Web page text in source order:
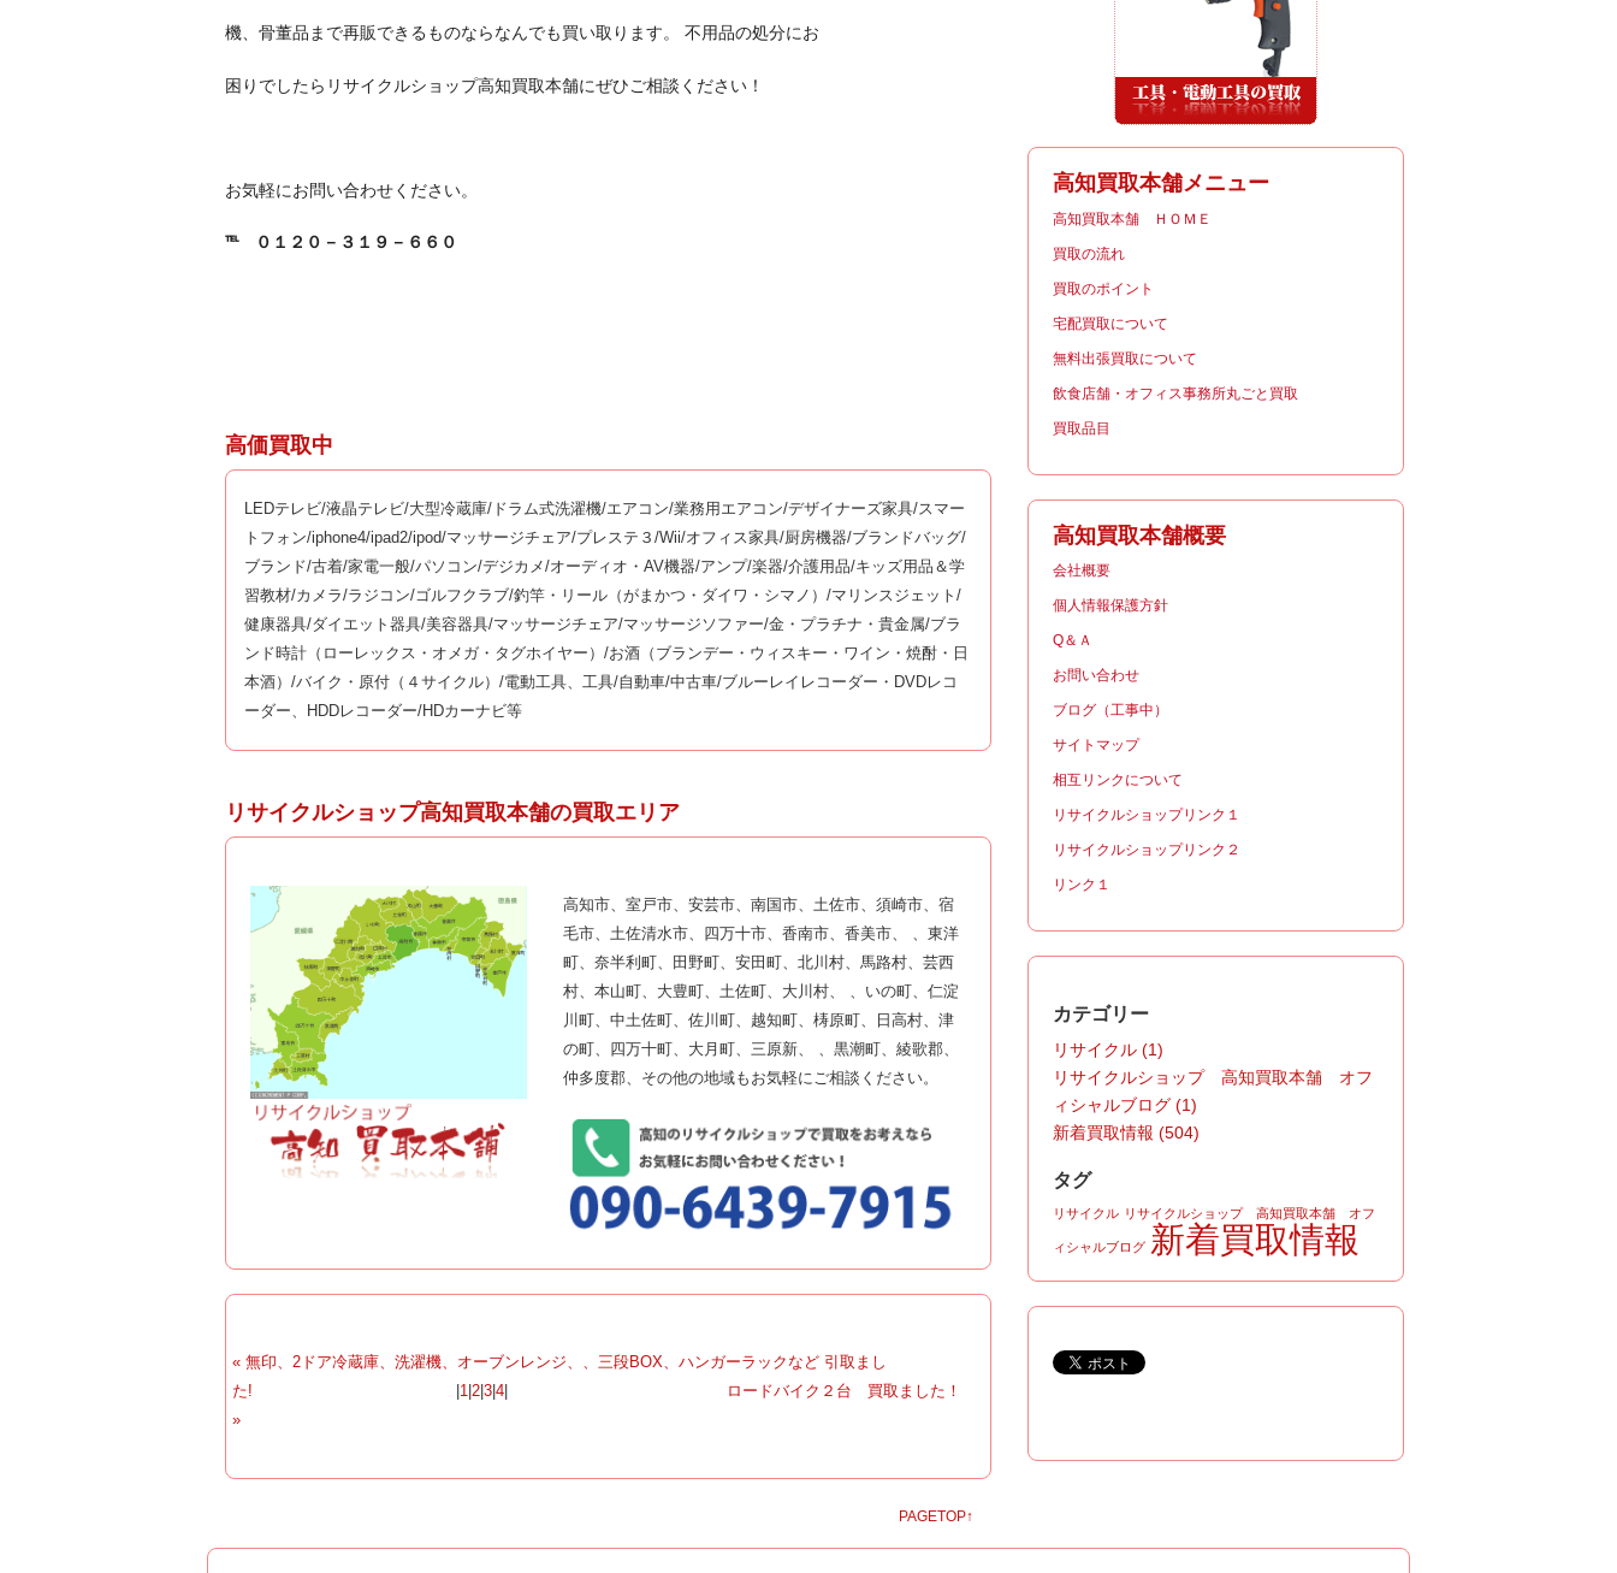
機、骨董品まで再販できるものならなんでも買い取ります。 不用品の処分にお
困りでしたらリサイクルショップ高知買取本舗にぜひご相談ください！
お気軽にお問い合わせください。
℡ ０１２０－３１９－６６０
高価買取中
LEDテレビ/液晶テレビ/大型冷蔵庫/ドラム式洗濯機/エアコン/業務用エアコン/デザイナーズ家具/スマー
トフォン/iphone4/ipad2/ipod/マッサージチェア/プレステ３/Wii/オフィス家具/厨房機器/ブランドバッグ/
ブランド/古着/家電一般/パソコン/デジカメ/オーディオ・AV機器/アンプ/楽器/介護用品/キッズ用品＆学
習教材/カメラ/ラジコン/ゴルフクラブ/釣竿・リール（がまかつ・ダイワ・シマノ）/マリンスジェット/
健康器具/ダイエット器具/美容器具/マッサージチェア/マッサージソファー/金・プラチナ・貴金属/ブラ
ンド時計（ローレックス・オメガ・タグホイヤー）/お酒（ブランデー・ウィスキー・ワイン・焼酎・日
本酒）/バイク・原付（４サイクル）/電動工具、工具/自動車/中古車/ブルーレイレコーダー・DVDレコ
ーダー、HDDレコーダー/HDカーナビ等
リサイクルショップ高知買取本舗の買取エリア
高知市、室戸市、安芸市、南国市、土佐市、須崎市、宿
毛市、土佐清水市、四万十市、香南市、香美市、 、東洋
町、奈半利町、田野町、安田町、北川村、馬路村、芸西
村、本山町、大豊町、土佐町、大川村、 、いの町、仁淀
川町、中土佐町、佐川町、越知町、梼原町、日高村、津
の町、四万十町、大月町、三原新、 、黒潮町、綾歌郡、
仲多度郡、その他の地域もお気軽にご相談ください。
« 無印、2ドア冷蔵庫、洗濯機、オーブンレンジ、、三段BOX、ハンガーラックなど 引取まし
た!
1 2 3 4
ロードバイク２台 買取ました！
»
PAGETOP↑
高知買取本舗メニュー
高知買取本舗 ＨＯＭＥ
買取の流れ
買取のポイント
宅配買取について
無料出張買取について
飲食店舗・オフィス事務所丸ごと買取
買取品目
高知買取本舗概要
会社概要
個人情報保護方針
Q＆Ａ
お問い合わせ
ブログ（工事中）
サイトマップ
相互リンクについて
リサイクルショップリンク１
リサイクルショップリンク２
リンク１
カテゴリー
リサイクル (1)
リサイクルショップ 高知買取本舗 オフ
ィシャルブログ (1)
新着買取情報 (504)
タグ
リサイクル リサイクルショップ 高知買取本舗 オフ
ィシャルブログ 新着買取情報